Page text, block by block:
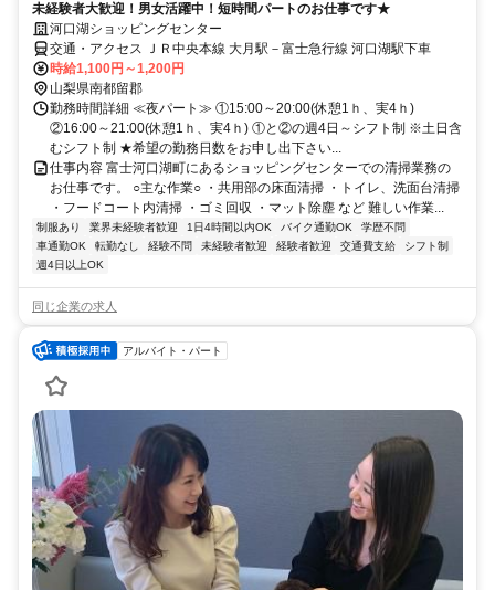
未経験者大歓迎！男女活躍中！短時間パートのお仕事です★
河口湖ショッピングセンター
交通・アクセス ＪＲ中央本線 大月駅－富士急行線 河口湖駅下車
時給1,100円～1,200円
山梨県南都留郡
勤務時間詳細 ≪夜パート≫ ①15:00～20:00(休憩1ｈ、実4ｈ)
②16:00～21:00(休憩1ｈ、実4ｈ) ①と②の週4日～シフト制 ※土日含
むシフト制 ★希望の勤務日数をお申し出下さい...
仕事内容 富士河口湖町にあるショッピングセンターでの清掃業務の
お仕事です。 ○主な作業○ ・共用部の床面清掃 ・トイレ、洗面台清掃
・フードコート内清掃 ・ゴミ回収 ・マット除塵 など 難しい作業...
制服あり 業界未経験者歓迎 1日4時間以内OK バイク通勤OK
学歴不問
車通勤OK
転勤なし 経験不問 未経験者歓迎 経験者歓迎 交通費支給
シフト制
週4日以上OK
同じ企業の求人
アルバイト・パート